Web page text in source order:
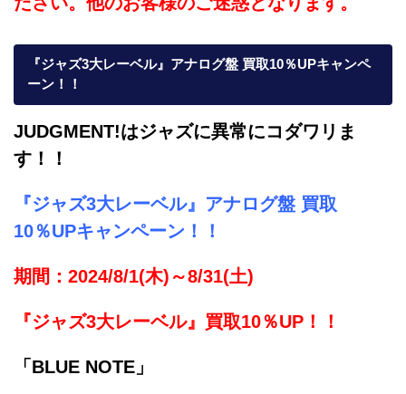
『ジャズ3大レーベル』アナログ盤 買取10％UPキャンペ
ーン！！
JUDGMENT!はジャズに異常にコダワリま
す！！
『ジャズ3大レーベル』 アナログ盤 買取
10％UPキャンペーン！！
期間：2024/8/1(木)～8/31(土)
『ジャズ3大レーベル』買取10％UP！！
「BLUE NOTE」